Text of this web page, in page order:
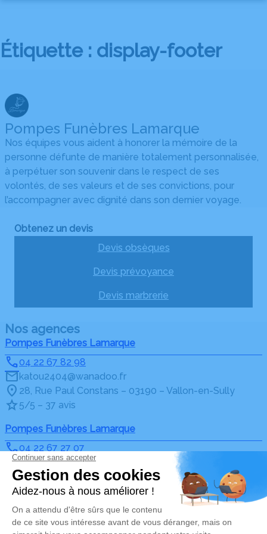
ORGANISER DES OBSÈQUES
MONUMENTS FUNÉRAIRES
SERVICES AUX FAMILLES
NOS CERCUEILS
MONTMARAULT
VALLON-EN-SULLY
ESPACES HOMMAGES
ESPACE FAMILLE
Étiquette : display-footer
Pompes Funèbres Lamarque
Nos équipes vous aident à honorer la mémoire de la
personne défunte de manière totalement personnalisée,
à perpétuer son souvenir dans le respect de ses
volontés, de ses valeurs et de ses convictions, pour
l’accompagner avec dignité dans son dernier voyage.
Obtenez un devis
Devis obsèques
Devis prévoyance
Devis marbrerie
Nos agences
Pompes Funèbres Lamarque
04 22 67 82 98
katou2404@wanadoo.fr
28, Rue Paul Constans – 03190 – Vallon-en-Sully
5/5 – 37 avis
Pompes Funèbres Lamarque
04 22 67 27 07
katou2404@wanadoo.fr
12 Place Robert Ferrandon – 03390 – Montmarault
5/5 – 13 avis
Nos Services
Organiser des Obsèques
Liens utiles
Avis de décès